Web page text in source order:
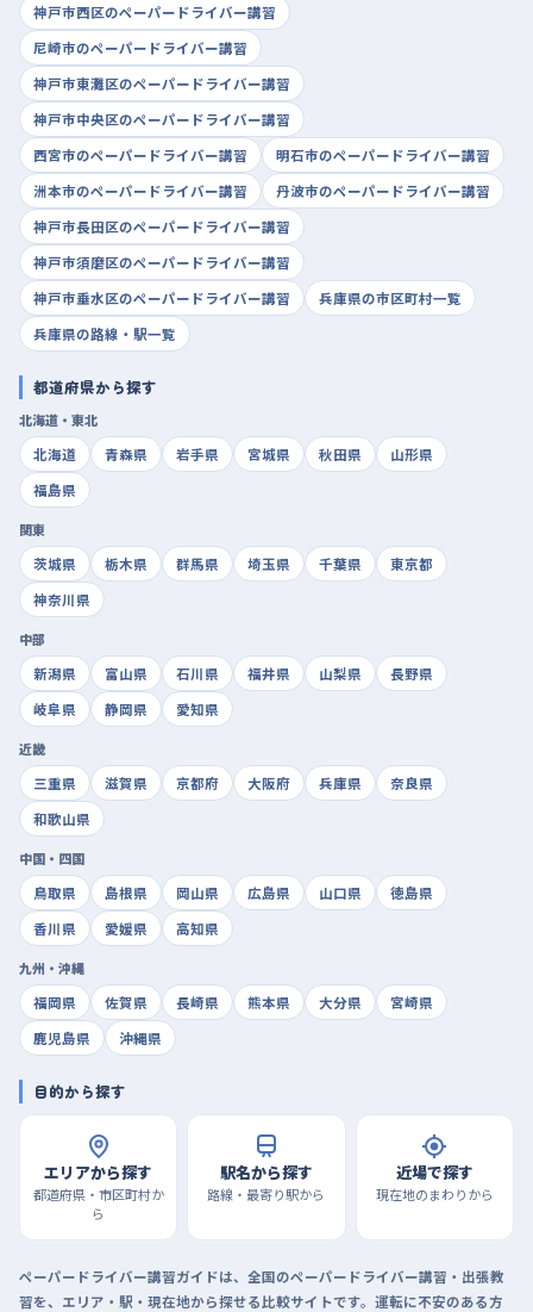
神戸市西区のペーパードライバー講習
尼崎市のペーパードライバー講習
神戸市東灘区のペーパードライバー講習
神戸市中央区のペーパードライバー講習
西宮市のペーパードライバー講習
明石市のペーパードライバー講習
洲本市のペーパードライバー講習
丹波市のペーパードライバー講習
神戸市長田区のペーパードライバー講習
神戸市須磨区のペーパードライバー講習
神戸市垂水区のペーパードライバー講習
兵庫県の市区町村一覧
兵庫県の路線・駅一覧
都道府県から探す
北海道・東北
北海道
青森県 岩手県 宮城県 秋田県
山形県
福島県
関東
茨城県
栃木県 群馬県 埼玉県 千葉県
東京都
神奈川県
中部
新潟県
富山県 石川県 福井県 山梨県
長野県
岐阜県
静岡県 愛知県
近畿
三重県
滋賀県 京都府 大阪府 兵庫県
奈良県
和歌山県
中国・四国
鳥取県
島根県 岡山県 広島県 山口県
徳島県
香川県
愛媛県 高知県
九州・沖縄
福岡県
佐賀県 長崎県 熊本県 大分県
宮崎県
鹿児島県
沖縄県
目的から探す
エリアから探す
都道府県・市区町村か
ら
駅名から探す
路線・最寄り駅から
近場で探す
現在地のまわりから
ペーパードライバー講習ガイドは、全国のペーパードライバー講習・出張教
習を、エリア・駅・現在地から探せる比較サイトです。運転に不安のある方